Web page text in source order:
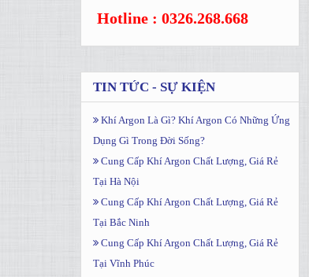
Hotline : 0326.268.668
TIN TỨC - SỰ KIỆN
Khí Argon Là Gì? Khí Argon Có Những Ứng
Dụng Gì Trong Đời Sống?
Cung Cấp Khí Argon Chất Lượng, Giá Rẻ
Tại Hà Nội
Cung Cấp Khí Argon Chất Lượng, Giá Rẻ
Tại Bắc Ninh
Cung Cấp Khí Argon Chất Lượng, Giá Rẻ
Tại Vĩnh Phúc